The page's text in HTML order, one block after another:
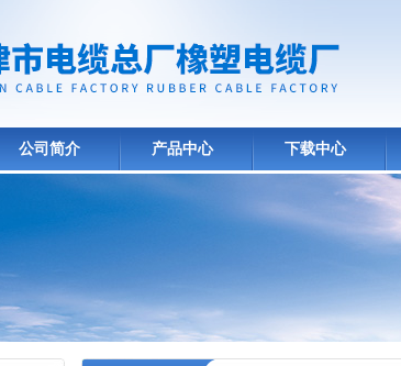
公司简介 产品中心 下载中心